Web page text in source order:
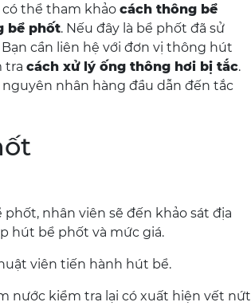
có thể tham khảo cách thông bể
bể phốt. Nếu đây là bể phốt đã sử
cần liên hệ với đơn vị thông hút
tra cách xử lý ống thông hơi bị tắc.
nhân hàng đầu dẫn đến tắc
nhân viên sẽ đến khảo sát địa
hút bể phốt và mức giá.
viên tiến hành hút bể.
nước kiểm tra lại có xuất hiện vết nứt